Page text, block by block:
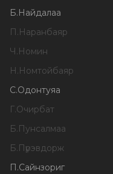
Б.Найдалаа
П.Наранбаяр
Ч.Номин
Н.Номтойбаяр
С.Одонтуяа
Г.Очирбат
Б.Пунсалмаа
Б.Пүрэвдорж
П.Сайнзориг